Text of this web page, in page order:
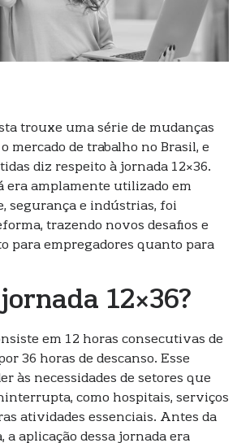
trouxe uma série de mudanças
mercado de trabalho no Brasil, e
diz respeito à jornada 12×36.
era amplamente utilizado em
segurança e indústrias, foi
trazendo novos desafios e
para empregadores quanto para
12×36?
em 12 horas consecutivas de
36 horas de descanso. Esse
às necessidades de setores que
como hospitais, serviços
atividades essenciais. Antes da
a aplicação dessa jornada era